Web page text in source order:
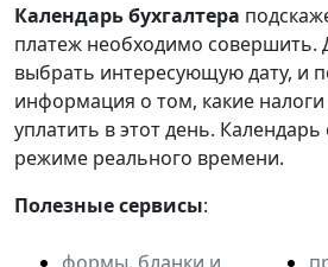
Календарьбухгалтера
платеж необходимо совершить.
выбрать интересующую дату, и
информация о том, какие
уплатить в этот день.
режиме реального времени.
Полезные сервисы: